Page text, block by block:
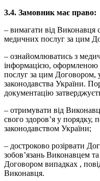
3.4. Замовник має право:
– вимагати від Виконавця
медичних послуг за цим
– ознайомлюватись з
інформацією, оформленою
послуг за цим Договором,
законодавства України.
документацію
– отримувати від
свого здоров’я у порядку,
законодавством України;
– достроково розірвати
зобов’язань Виконавцем
Договором випадках ,
Виконавця.